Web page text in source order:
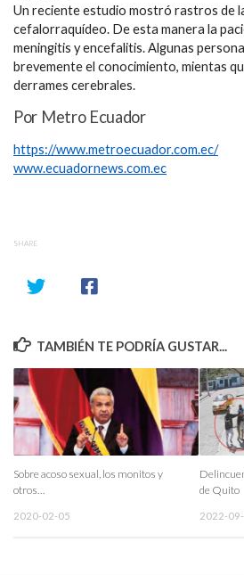
Un reciente estudio mostró rastros de
cefalorraquídeo. De esta manera la
meningitis y encefalitis. Algunas
brevemente el conocimiento, mientas
derrames cerebrales.
Por Metro Ecuador
https://www.metroecuador.com.ec/
www.ecuadornews.com.ec
SHARE
TAMBIÉN TE PODRÍA GUSTAR...
Sobre acoso sexual, los monitos y
otros…
2020-02-05
de Quito
2022-